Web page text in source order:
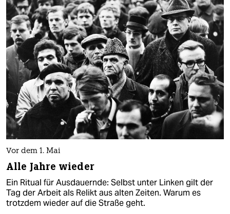
Vor dem 1. Mai
Alle Jahre wieder
Ein Ritual für Ausdauernde: Selbst unter Linken gilt der
Tag der Arbeit als Relikt aus alten Zeiten. Warum es
trotzdem wieder auf die Straße geht.